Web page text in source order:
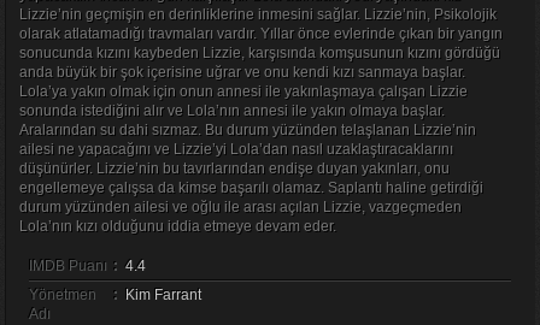
Lizzie’nin geçmişin en derinliklerine inmesini sağlar. Lizzie’nin, Psikolojik
olarak atlatamadığı travmaları vardır. Yıllar önce evlerinde çıkan bir yangın
sonucunda kızını kaybeden Lizzie, karşısında komşusunun kızını gördüğü
anda büyük bir şok içerisine uğrar ve onu kendi kızı sanmaya başlar.
Lola’ya yakın olmak için onun annesi ile yakınlaşmaya çalışan Lizzie
sonunda istediğini alır ve Lola’nın annesi ile yakın olmaya başlar.
Aralarından su dahi sızmaz. Bu durum yüzünden telaşlanan Lizzie’nin
ailesi ne yapacağını ve Lizzie’yi Lola’dan nasıl uzaklaştıracaklarını
düşünürler. Lizzie’nin bu tavırlarından endişe duyan yakınları, onu
engellemeye çalışsa da kimse başarılı olamaz. Saplantı haline getirdiği
durum yüzünden ailesi ve oğlu ile arası açılan Lizzie, vazgeçmeden
Lola’nın kızı olduğunu iddia etmeye devam eder.
IMDB Puanı : 4.4
Yönetmen
Adı
: Kim Farrant